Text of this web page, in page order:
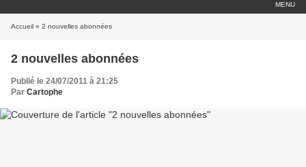
MENU
Accueil » 2 nouvelles abonnées
2 nouvelles abonnées
Publié le 24/07/2011 à 21:25
Par Cartophe